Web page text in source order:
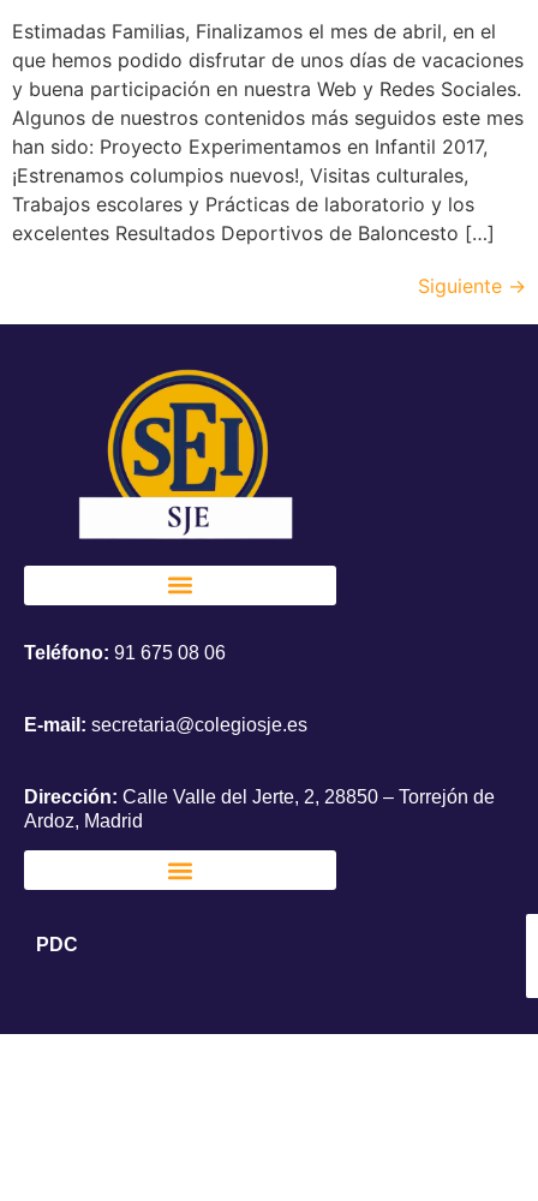
Estimadas Familias, Finalizamos el mes de abril, en el
que hemos podido disfrutar de unos días de vacaciones
y buena participación en nuestra Web y Redes Sociales.
Algunos de nuestros contenidos más seguidos este mes
han sido: Proyecto Experimentamos en Infantil 2017,
¡Estrenamos columpios nuevos!, Visitas culturales,
Trabajos escolares y Prácticas de laboratorio y los
excelentes Resultados Deportivos de Baloncesto […]
Siguiente →
Teléfono: 91 675 08 06
E-mail: secretaria@colegiosje.es
Dirección: Calle Valle del Jerte, 2, 28850 – Torrejón de
Ardoz, Madrid
PDC